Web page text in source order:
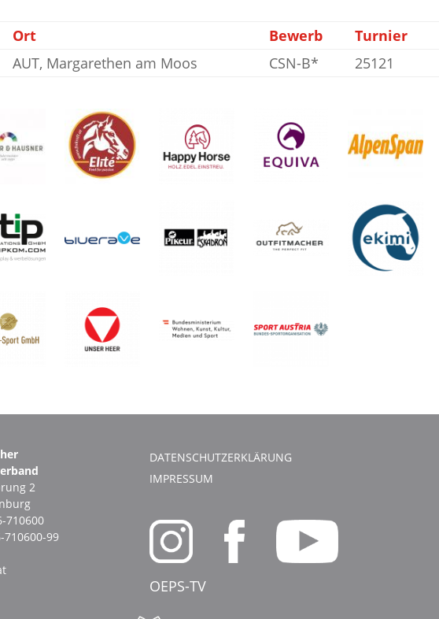
Ort Bewerb Turnier
AUT, Margarethen am Moos CSN-B* 25121
2
710600
710600-99
DATENSCHUTZERKLÄRUNG
IMPRESSUM
OEPS-TV